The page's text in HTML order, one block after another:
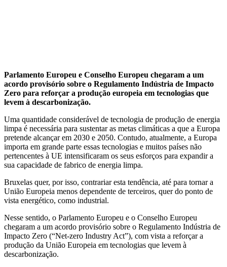
Parlamento Europeu e Conselho Europeu chegaram a um
acordo provisório sobre o Regulamento Indústria de Impacto
Zero para reforçar a produção europeia em tecnologias que
levem à descarbonização.
Uma quantidade considerável de tecnologia de produção de energia
limpa é necessária para sustentar as metas climáticas a que a Europa
pretende alcançar em 2030 e 2050. Contudo, atualmente, a Europa
importa em grande parte essas tecnologias e muitos países não
pertencentes à UE intensificaram os seus esforços para expandir a
sua capacidade de fabrico de energia limpa.
Bruxelas quer, por isso, contrariar esta tendência, até para tornar a
União Europeia menos dependente de terceiros, quer do ponto de
vista energético, como industrial.
Nesse sentido, o Parlamento Europeu e o Conselho Europeu
chegaram a um acordo provisório sobre o Regulamento Indústria de
Impacto Zero (“Net-zero Industry Act”), com vista a reforçar a
produção da União Europeia em tecnologias que levem à
descarbonização.